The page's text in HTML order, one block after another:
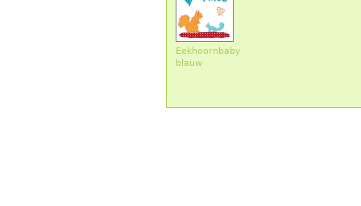
Eekhoornbaby
blauw